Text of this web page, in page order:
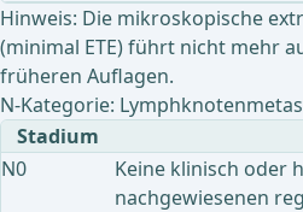
Hinweis: Die mikroskopische
(minimal ETE) führt nicht mehr
früheren Auflagen.
N-Kategorie:
Stadium
N0
Keine klinisch oder
nachgewiesenen